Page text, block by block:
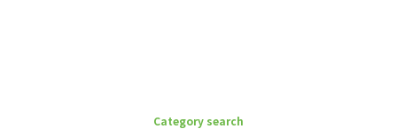
Category search